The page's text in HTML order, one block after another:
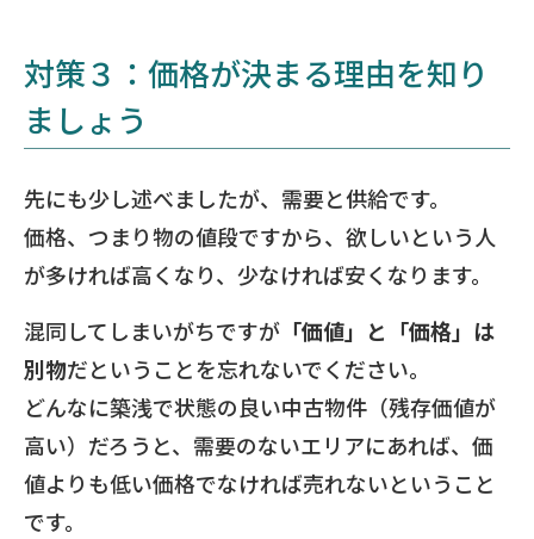
対策３：価格が決まる理由を知り
ましょう
先にも少し述べましたが、需要と供給です。
価格、つまり物の値段ですから、欲しいという人
が多ければ高くなり、少なければ安くなります。
混同してしまいがちですが 「価値」と「価格」は
別物だということを忘れないでください。
どんなに築浅で状態の良い中古物件（残存価値が
高い）だろうと、需要のないエリアにあれば、価
値よりも低い価格でなければ売れないということ
です。